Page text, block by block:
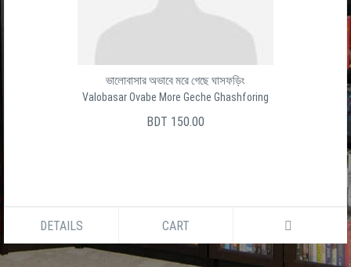
ভালোবাসার অভাবে মরে গেছে ঘাসফড়িং
Valobasar Ovabe More Geche Ghashforing
BDT 150.00
DETAILS CART